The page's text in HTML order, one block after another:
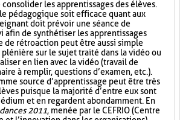
les apprentissages des élèves.
pédagogique soit efficace quant aux
doit prévoir une séance de
afin de synthétiser les apprentissages
de rétroaction peut être aussi simple
plénière sur le sujet traité dans la vidéo ou
en lien avec la vidéo (travail de
à remplir, questions d’examen, etc.).
source d’apprentissage peut être très
puisque la majorité d’entre eux sont
et en regardent abondamment. En
2011, menée par le CEFRIO (Centre